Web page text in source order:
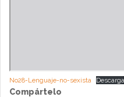
No28-Lenguaje-no-sexista Descarga
Compártelo